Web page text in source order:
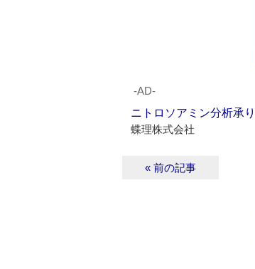
‐AD‐
ニトロソアミン分析承
蝶理株式会社
« 前の記事